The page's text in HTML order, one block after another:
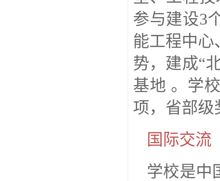
参与建设3
能工程中心
势，建成“
基地 。学
项，省部级
国际交流
学校是中